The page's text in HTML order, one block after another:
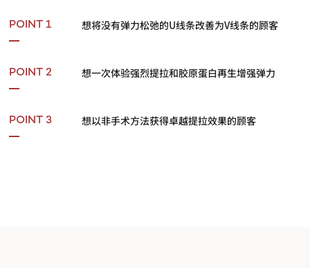
POINT 1 想将没有弹力松弛的U线条改善为V线条的顾客
POINT 2 想一次体验强烈提拉和胶原蛋白再生增强弹力
POINT 3 想以非手术方法获得卓越提拉效果的顾客